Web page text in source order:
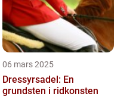
06 mars 2025
Dressyrsadel: En
grundsten i ridkonsten